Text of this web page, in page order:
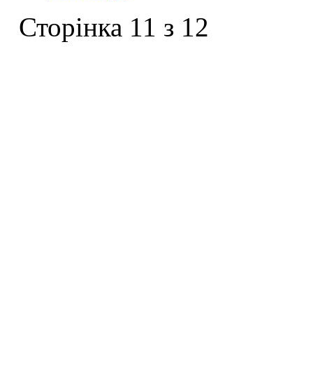
Сторінка 11 з 12